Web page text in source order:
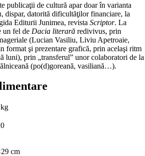
publicaţii de cultură apar doar în varianta
dispar, datorită dificultăţilor financiare, la
Editurii Junimea, revista Scriptor. La
un fel de Dacia literară redivivus, prin
(Lucian Vasiliu, Liviu Apetroaie,
format şi prezentare grafică, prin acelaşi ritm
luni), prin „transferul” unor colaboratori de la
(po(d)goreană, vasiliană…).
cm